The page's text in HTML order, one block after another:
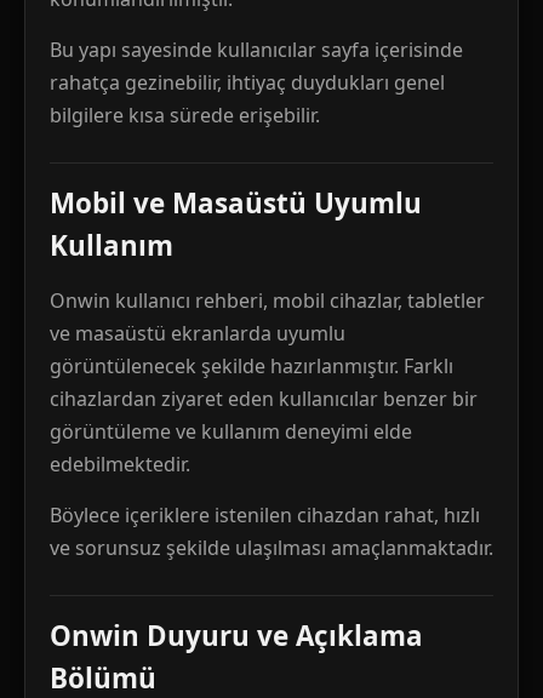
Bu yapı sayesinde kullanıcılar sayfa içerisinde
rahatça gezinebilir, ihtiyaç duydukları genel
bilgilere kısa sürede erişebilir.
Mobil ve Masaüstü Uyumlu
Kullanım
Onwin kullanıcı rehberi, mobil cihazlar, tabletler
ve masaüstü ekranlarda uyumlu
görüntülenecek şekilde hazırlanmıştır. Farklı
cihazlardan ziyaret eden kullanıcılar benzer bir
görüntüleme ve kullanım deneyimi elde
edebilmektedir.
Böylece içeriklere istenilen cihazdan rahat, hızlı
ve sorunsuz şekilde ulaşılması amaçlanmaktadır.
Onwin Duyuru ve Açıklama
Bölümü